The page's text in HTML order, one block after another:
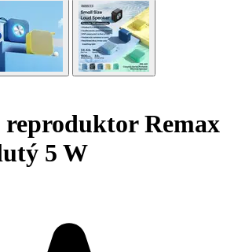
reproduktor Remax
5 W